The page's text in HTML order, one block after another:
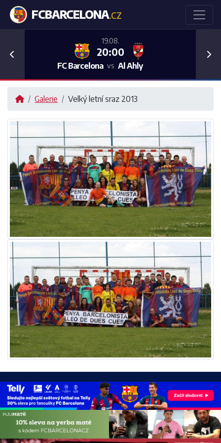
FCBARCELONA.CZ
19.08.
20:00
FC Barcelona vs Al Ahly
Previous
Galerie Velký letní sraz 2013